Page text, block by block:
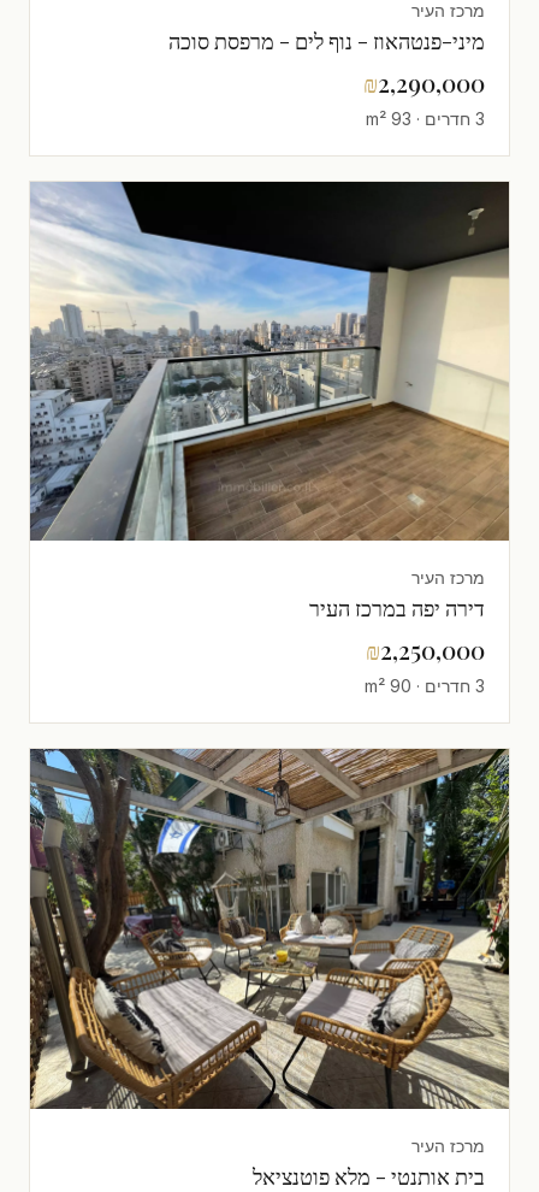
מרכז העיר
מיני-פנטהאוז - נוף לים - מרפסת סוכה
₪2,290,000
3 חדרים · 93 m²
מרכז העיר
דירה יפה במרכז העיר
₪2,250,000
3 חדרים · 90 m²
מרכז העיר
בית אותנטי - מלא פוטנציאל